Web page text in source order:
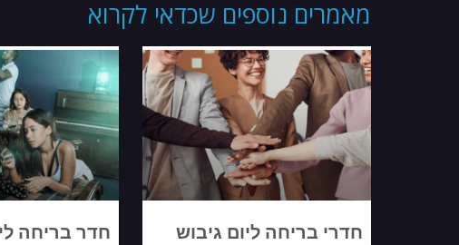
מאמרים נוספים שכדאי לקרוא
חדרי בריחה ליום גיבוש
חדר בריחה